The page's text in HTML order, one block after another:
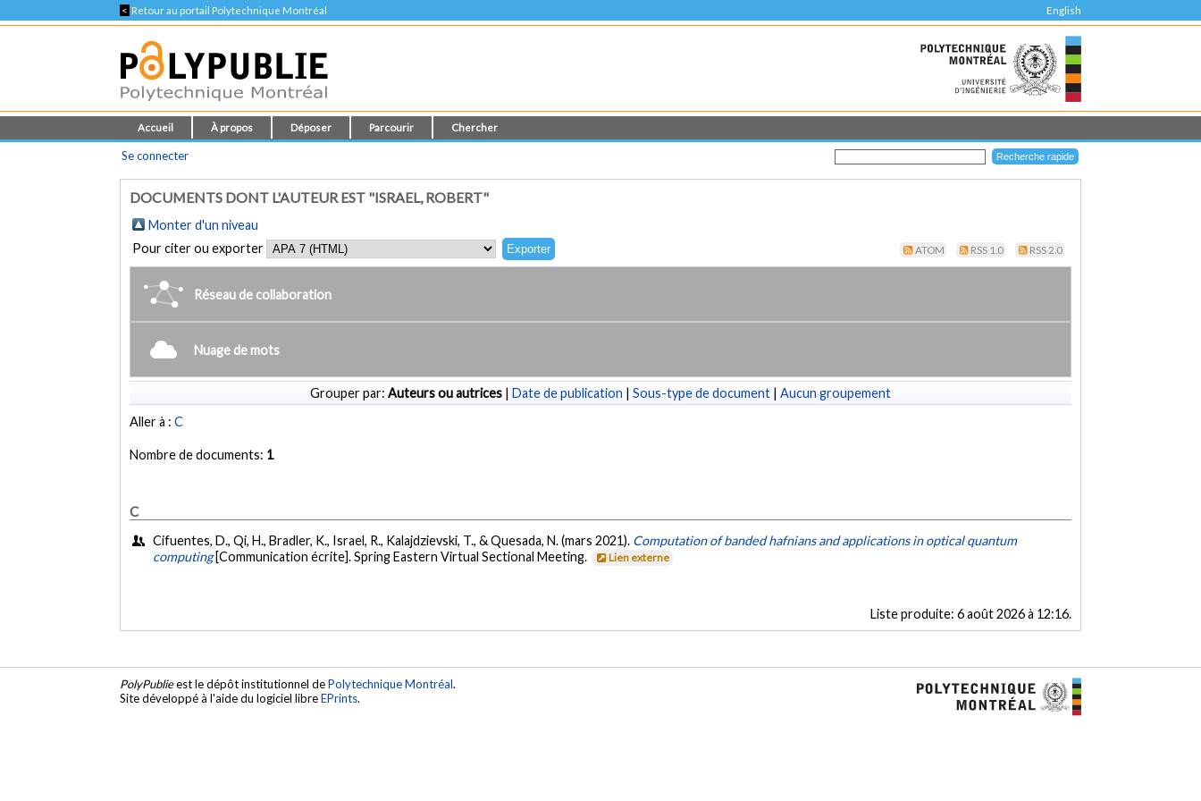
< Retour au portail Polytechnique Montréal English
Accueil À propos Déposer Parcourir Chercher
Se connecter
DOCUMENTS DONT L'AUTEUR EST "ISRAEL, ROBERT"
Monter d'un niveau
Pour citer ou exporter
ATOM RSS 1.0 RSS 2.0
Réseau de collaboration
Nuage de mots
Grouper par: Auteurs ou autrices | Date de publication | Sous-type de document | Aucun groupement
Aller à :C
Nombre de documents: 1
C
Cifuentes, D., Qi, H., Bradler, K., Israel, R., Kalajdzievski, T., & Quesada, N. (mars 2021). Computation of banded hafnians and applications in optical quantum
computing [Communication écrite]. Spring Eastern Virtual Sectional Meeting. Lien externe
Liste produite: 6 août 2026 à 12:16.
PolyPublieest le dépôt institutionnel dePolytechnique Montréal.
Site développé à l'aide du logiciel libreEPrints.